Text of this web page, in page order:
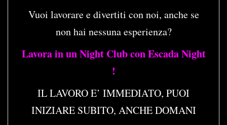
Vuoi lavorare e divertiti con noi, anche se
non hai nessuna esperienza?
Lavora in un Night Club con Escada Night
!
IL LAVORO E’ IMMEDIATO, PUOI
INIZIARE SUBITO, ANCHE DOMANI